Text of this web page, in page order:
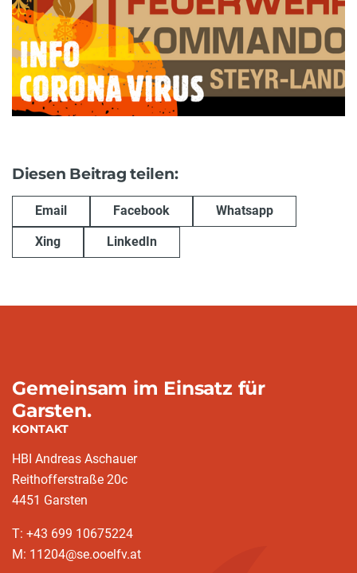
Diesen Beitrag teilen:
Email Facebook Whatsapp
Xing LinkedIn
Gemeinsam im Einsatz für
Garsten.
KONTAKT
HBI Andreas Aschauer
Reithofferstraße 20c
4451 Garsten
T: ‭+43 699 10675224‬
M: 11204@se.ooelfv.at